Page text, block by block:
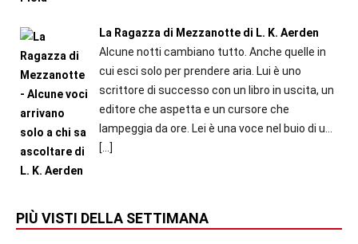
La Ragazza di Mezzanotte di L. K. Aerden
Alcune notti cambiano tutto. Anche quelle in
cui esci solo per prendere aria. Lui è uno
scrittore di successo con un libro in uscita, un
editore che aspetta e un cursore che
lampeggia da ore. Lei è una voce nel buio di u...
[…]
PIÙ VISTI DELLA SETTIMANA